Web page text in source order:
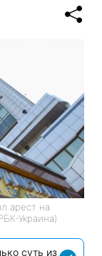
арест на
Украина)
суть из